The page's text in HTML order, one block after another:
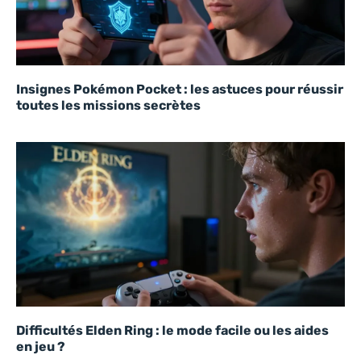
Insignes Pokémon Pocket : les astuces pour réussir
toutes les missions secrètes
Difficultés Elden Ring : le mode facile ou les aides
en jeu ?